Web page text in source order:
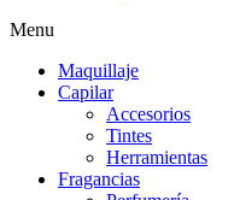
Menu
Maquillaje
Capilar
Accesorios
Tintes
Herramientas
Fragancias